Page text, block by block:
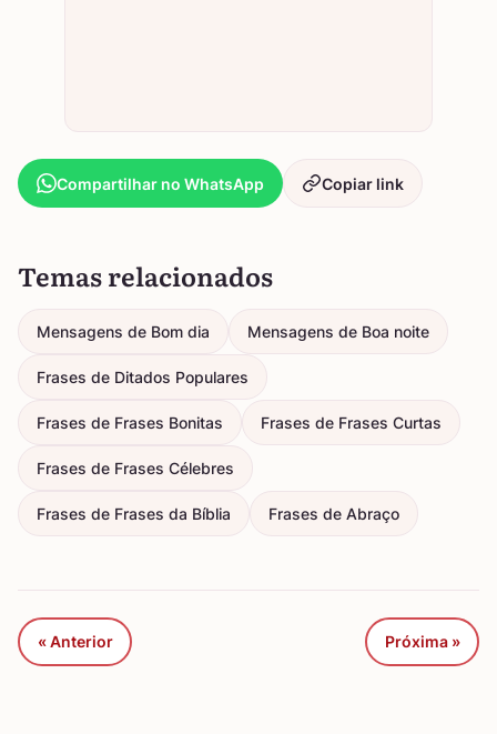
Compartilhar no WhatsApp Copiar link
Temas relacionados
Mensagens de Bom dia Mensagens de Boa noite
Frases de Ditados Populares
Frases de Frases Bonitas Frases de Frases Curtas
Frases de Frases Célebres
Frases de Frases da Bíblia Frases de Abraço
« Anterior Próxima »